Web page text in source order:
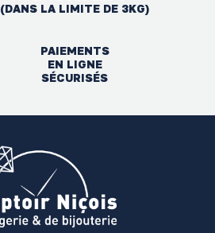
(DANS LA LIMITE DE 3KG)
PAIEMENTS
EN LIGNE
SÉCURISÉS